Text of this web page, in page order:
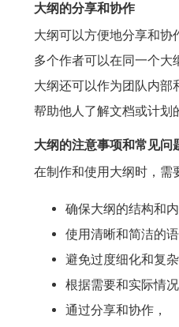
大纲的分享和协作
大纲可以方便地分享和协
多个作者可以在同一个大
大纲还可以作为团队内部
帮助他人了解文档或计划
大纲的注意事项和常见问
在制作和使用大纲时，需
确保大纲的结构和
使用清晰和简洁的
避免过度细化和复
根据需要和实际情
通过分享和协作，